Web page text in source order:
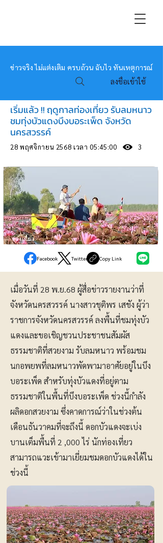
หมอข่าว
ข่าวจริง ไม่แต่งเติม ครบถ้วน ฉับไว ทันเหตุการณ์
ลงชื่อเข้าใช้
เริ่มแล้ว !! ฤดูกาลท่องเที่ยว รับลมหนาว
ชมทุ่งบัวแดงบึงบอระเพ็ด จังหวัด
นครสวรรค์
28 พฤศจิกายน 2568 เวลา 05:45:00 3
ท่องเที่ยว
Facebook Twitter Copy Link
เมื่อวันที่ 28 พ.ย.68 ผู้สื่อข่าวรายงานว่าที่
จังหวัดนครสวรรค์ นางสาวชุติพร เสชัง ผู้ว่า
ราชการจังหวัดนครสวรรค์ ลงพื้นที่ชมทุ่งบัว
แดงและขอเชิญชวนประชาชนสัมผัส
ธรรมชาติที่สวยงาม รับลมหนาว พร้อมชม
นกอพยพที่ลมหนาวพัดพามาอาศัยอยู่ในบึง
บอระเพ็ด สำหรับทุ่งบัวแดงที่อยู่ตาม
ธรรมชาติในพื้นที่บึงบอระเพ็ด ช่วงนี้กำลัง
ผลิดอกสวยงาม ซึ่งคาดการณ์ว่าในช่วงต้น
เดือนธันวาคมที่จะถึงนี้ ดอกบัวแดงจะเบ่ง
บานเต็มพื้นที่ 2 ,000 ไร่ นักท่องเที่ยว
สามารถแวะเข้ามาเยี่ยมชมดอกบัวแดงได้ใน
ช่วงนี้